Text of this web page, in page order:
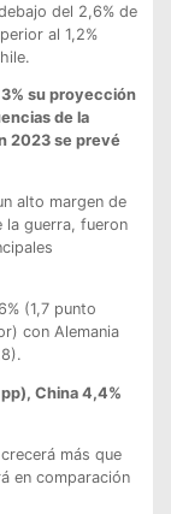
del 2,6% de
al 1,2%
su proyección
de la
2023 se prevé
alto margen de
la guerra, fueron
(1,7 punto
con Alemania
China 4,4%
más que
en comparación